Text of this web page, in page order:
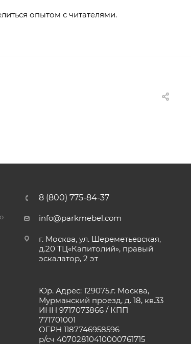
опытом с читателями.
8 (800) 775-84-37
info@parkmebel.com
г. Москва, ул. Шереметьевская,
д.20 ТЦ«Капитолий», правый
эскалатор, 2 эт
Юр. Адрес: 129075,г. Москва,
Мурманский проезд, д. 18, кв.33
ИНН 9717073866 / КПП
771701001
ОГРН 1187746958596
р/сч 40702810410000761715